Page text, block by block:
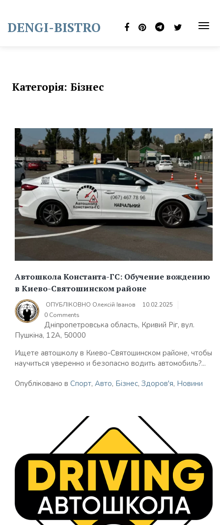
content
DENGI-BISTRO
Категорія: Бізнес
Автошкола Константа-ГС: Обучение вождению
в Киево-Святошинском районе
ОПУБЛІКОВНО Олексій Іванов
10.02.2025
0 Comments
Дніпропетровська область, Кривий Ріг, вул.
Пушкіна, 12А, 50000
Ищете автошколу в Киево-Святошинском районе, чтобы
научиться уверенно и безопасно водить автомобиль?...
Опубліковано в Спорт, Авто, Бізнес, Здоров'я, Новини